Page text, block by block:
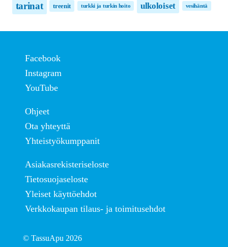
tarinat treenit turkki ja turkin hoito ulkoloiset vesihäntä
Facebook
Instagram
YouTube
Ohjeet
Ota yhteyttä
Yhteistyökumppanit
Asiakasrekisteriseloste
Tietosuojaseloste
Yleiset käyttöehdot
Verkkokaupan tilaus- ja toimitusehdot
© TassuApu 2026